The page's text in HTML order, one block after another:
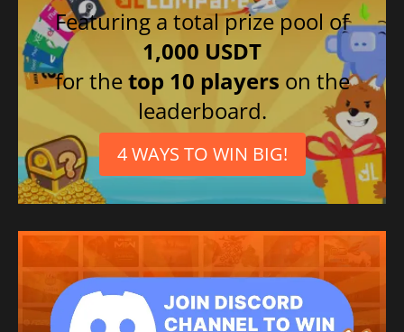
Tyska
Ryska
Brasiliansk
portugisiska
Featuring a total prize pool of
1,000 USDT
for thetop 10 players on the
leaderboard.
4 WAYS TO WIN BIG!